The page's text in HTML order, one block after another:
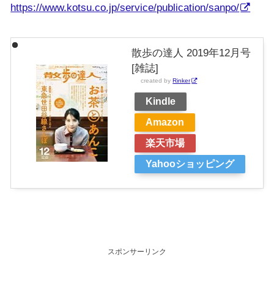
https://www.kotsu.co.jp/service/publication/sanpo/
散歩の達人 2019年12月号
[雑誌]
created byRinker
Kindle
Amazon
楽天市場
Yahooショッピング
スポンサーリンク